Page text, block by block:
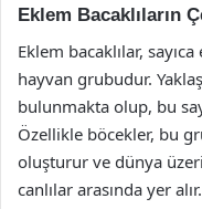
Eklem Bacaklıların
Eklem bacaklılar,
hayvan grubudur.
bulunmakta olup, bu
Özellikle böcekler, bu
oluşturur ve dünya
canlılar arasında yer alır.